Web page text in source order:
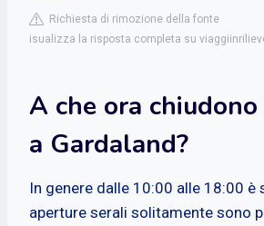
Richiesta di rimozione della fonte
isualizza la risposta completa su
A che ora
a Gardaland?
In genere dalle 10:00 alle 18:00 è
aperture serali solitamente sono